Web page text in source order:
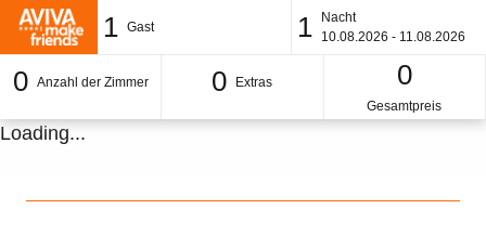
1 Gast 1
Nacht
10.08.2026 - 11.08.2026
0 Anzahl der Zimmer 0 Extras 0
Gesamtpreis
Loading...